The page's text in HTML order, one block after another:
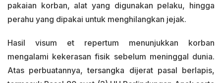
pakaian korban, alat yang digunakan pelaku, hingga
perahu yang dipakai untuk menghilangkan jejak.
Hasil visum et repertum menunjukkan korban
mengalami kekerasan fisik sebelum meninggal dunia.
Atas perbuatannya, tersangka dijerat pasal berlapis,